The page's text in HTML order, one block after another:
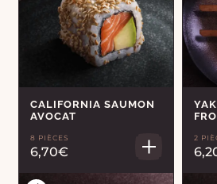
CALIFORNIA SAUMON
AVOCAT
8 PIÈCES
6,70€
2